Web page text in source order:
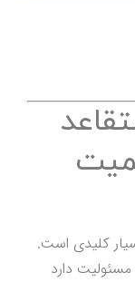
کلیدی است.
دارد